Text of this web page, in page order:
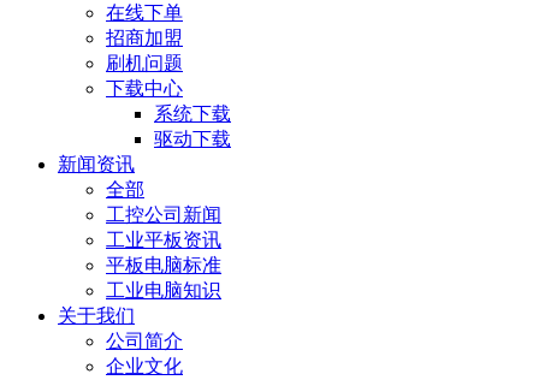
在线下单
招商加盟
刷机问题
下载中心
系统下载
驱动下载
新闻资讯
全部
工控公司新闻
工业平板资讯
平板电脑标准
工业电脑知识
关于我们
公司简介
企业文化